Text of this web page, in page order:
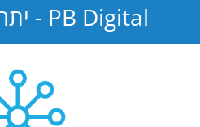
PB Digital - יתרונות עיקריים